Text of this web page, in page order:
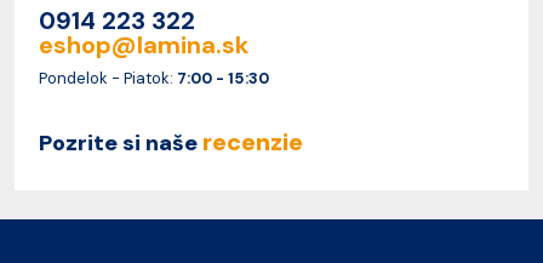
0914 223 322
eshop@lamina.sk
Pondelok - Piatok: 7:00 - 15:30
Pozrite si naše recenzie